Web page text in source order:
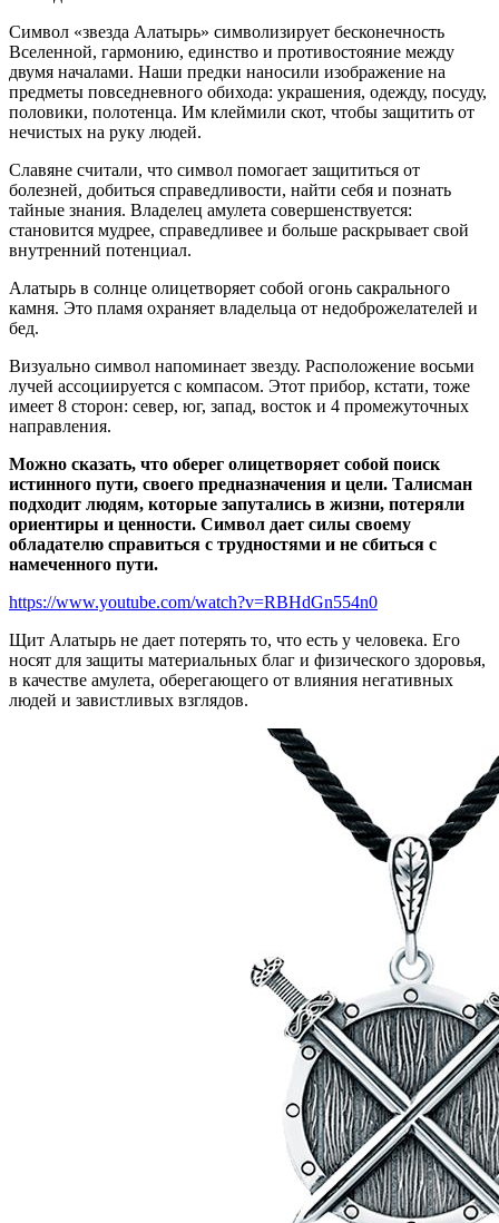
Символ «звезда Алатырь» символизирует бесконечность
Вселенной, гармонию, единство и противостояние между
двумя началами. Наши предки наносили изображение на
предметы повседневного обихода: украшения, одежду, посуду,
половики, полотенца. Им клеймили скот, чтобы защитить от
нечистых на руку людей.
Славяне считали, что символ помогает защититься от
болезней, добиться справедливости, найти себя и познать
тайные знания. Владелец амулета совершенствуется:
становится мудрее, справедливее и больше раскрывает свой
внутренний потенциал.
Алатырь в солнце олицетворяет собой огонь сакрального
камня. Это пламя охраняет владельца от недоброжелателей и
бед.
Визуально символ напоминает звезду. Расположение восьми
лучей ассоциируется с компасом. Этот прибор, кстати, тоже
имеет 8 сторон: север, юг, запад, восток и 4 промежуточных
направления.
Можно сказать, что оберег олицетворяет собой поиск
истинного пути, своего предназначения и цели. Талисман
подходит людям, которые запутались в жизни, потеряли
ориентиры и ценности. Символ дает силы своему
обладателю справиться с трудностями и не сбиться с
намеченного пути.
https://www.youtube.com/watch?v=RBHdGn554n0
Щит Алатырь не дает потерять то, что есть у человека. Его
носят для защиты материальных благ и физического здоровья,
в качестве амулета, оберегающего от влияния негативных
людей и завистливых взглядов.